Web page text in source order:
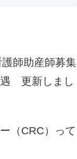
護師助産師募集
更新しまし
（CRC）って